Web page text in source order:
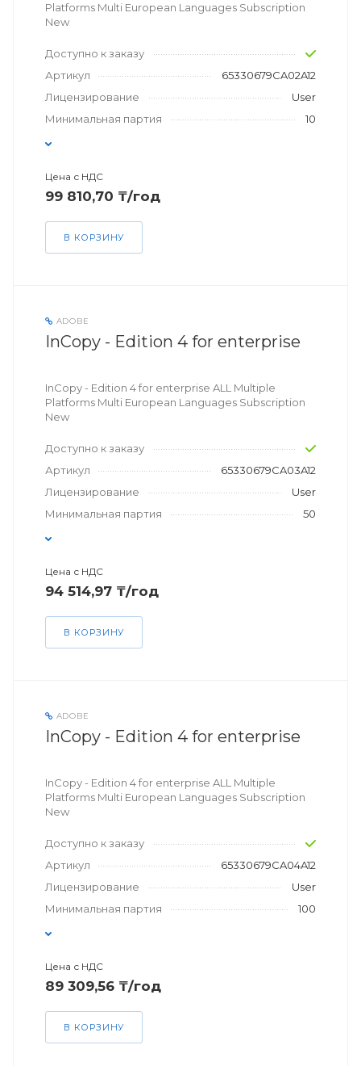
Platforms Multi European Languages Subscription
New
Доступно к заказу
Артикул
65330679CA02A12
Лицензирование
User
Минимальная партия
10
Цена с НДС
99 810,70 ₸/год
В КОРЗИНУ
ADOBE
InCopy - Edition 4 for enterprise
InCopy - Edition 4 for enterprise ALL Multiple
Platforms Multi European Languages Subscription
New
Доступно к заказу
Артикул
65330679CA03A12
Лицензирование
User
Минимальная партия
50
Цена с НДС
94 514,97 ₸/год
В КОРЗИНУ
ADOBE
InCopy - Edition 4 for enterprise
InCopy - Edition 4 for enterprise ALL Multiple
Platforms Multi European Languages Subscription
New
Доступно к заказу
Артикул
65330679CA04A12
Лицензирование
User
Минимальная партия
100
Цена с НДС
89 309,56 ₸/год
В КОРЗИНУ